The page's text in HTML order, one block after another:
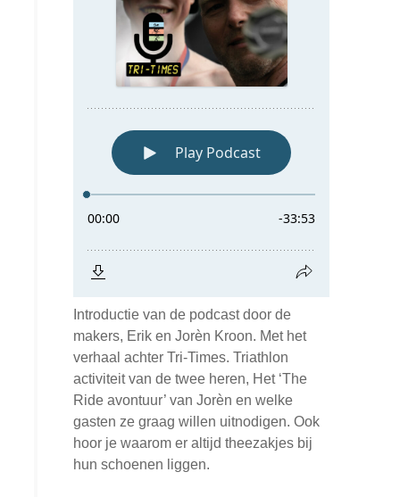
Introductie van de podcast door de
makers, Erik en Jorèn Kroon. Met het
verhaal achter Tri-Times. Triathlon
activiteit van de twee heren, Het ‘The
Ride avontuur’ van Jorèn en welke
gasten ze graag willen uitnodigen. Ook
hoor je waarom er altijd theezakjes bij
hun schoenen liggen.